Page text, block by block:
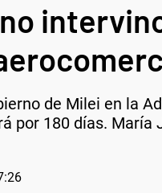
de Milei en la
por 180 días.